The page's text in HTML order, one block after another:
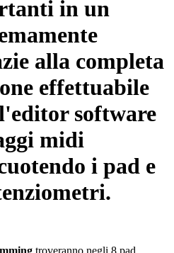
in un
alla completa
effettuabile
software
midi
i pad e